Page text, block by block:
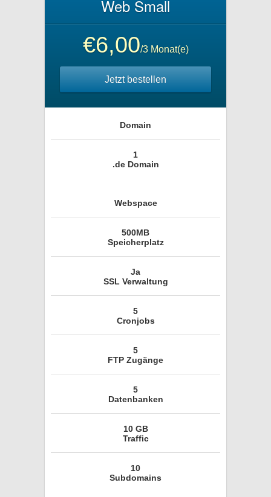
Web Small
€6,00/3 Monat(e)
Jetzt bestellen
Domain
1
.de Domain
Webspace
500MB
Speicherplatz
Ja
SSL Verwaltung
5
Cronjobs
5
FTP Zugänge
5
Datenbanken
10 GB
Traffic
10
Subdomains